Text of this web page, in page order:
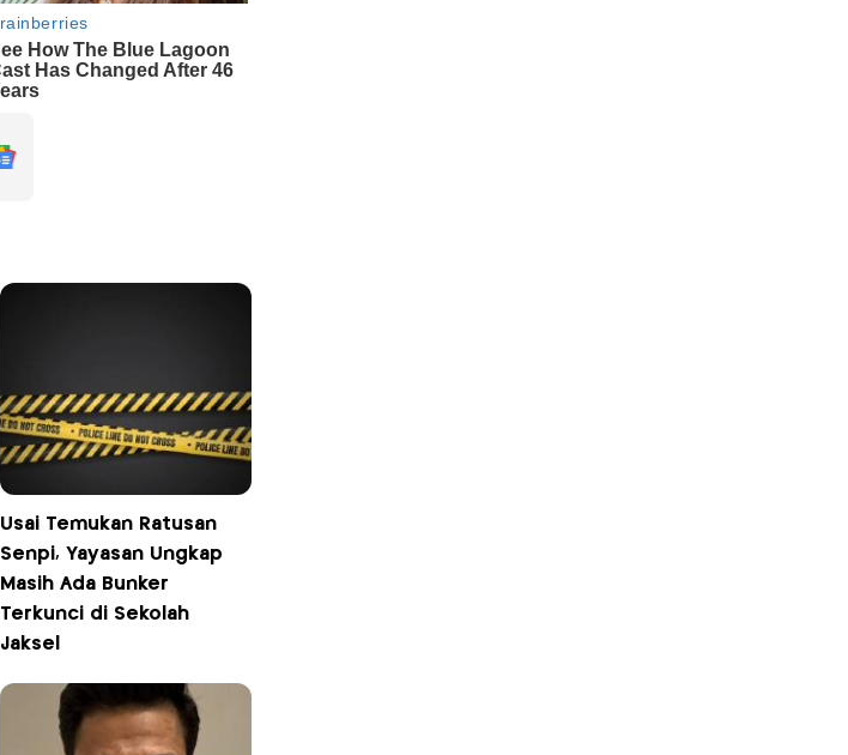
Usai Temukan Ratusan
Senpi, Yayasan Ungkap
Masih Ada Bunker
Terkunci di Sekolah
Jaksel